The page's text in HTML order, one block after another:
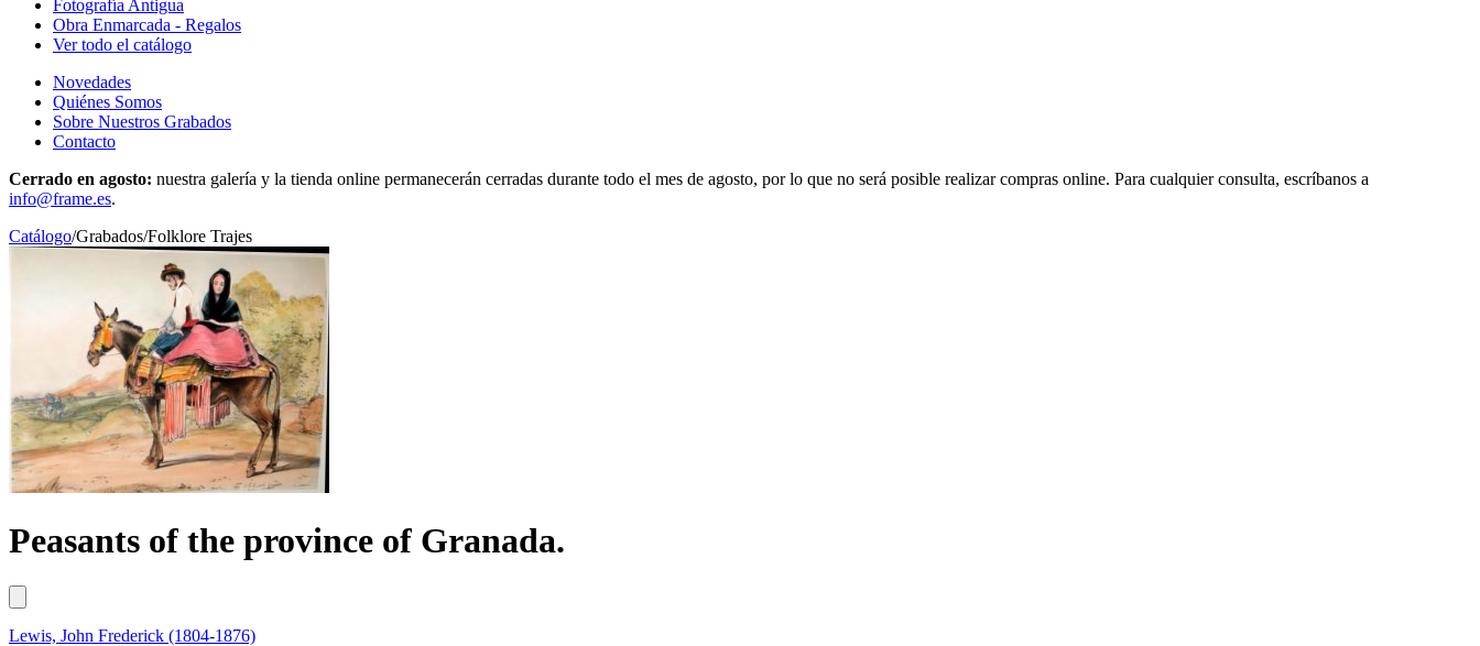
Fotografía Antigua
Obra Enmarcada - Regalos
Ver todo el catálogo
Novedades
Quiénes Somos
Sobre Nuestros Grabados
Contacto
Cerrado en agosto: nuestra galería y la tienda online permanecerán cerradas durante todo el mes de agosto, por lo que no será posible realizar compras online. Para cualquier consulta, escríbanos a
info@frame.es.
Catálogo/Grabados/Folklore Trajes
Peasants of the province of Granada.
Lewis, John Frederick (1804-1876)